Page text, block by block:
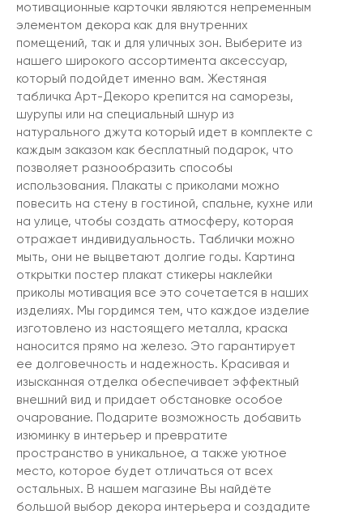
мотивационные карточки являются непременным
элементом декора как для внутренних
помещений, так и для уличных зон. Выберите из
нашего широкого ассортимента аксессуар,
который подойдет именно вам. Жестяная
табличка Арт-Декоро крепится на саморезы,
шурупы или на специальный шнур из
натурального джута который идет в комплекте с
каждым заказом как бесплатный подарок, что
позволяет разнообразить способы
использования. Плакаты с приколами можно
повесить на стену в гостиной, спальне, кухне или
на улице, чтобы создать атмосферу, которая
отражает индивидуальность. Таблички можно
мыть, они не выцветают долгие годы. Картина
открытки постер плакат стикеры наклейки
приколы мотивация все это сочетается в наших
изделиях. Мы гордимся тем, что каждое изделие
изготовлено из настоящего металла, краска
наносится прямо на железо. Это гарантирует
ее долговечность и надежность. Красивая и
изысканная отделка обеспечивает эффектный
внешний вид и придает обстановке особое
очарование. Подарите возможность добавить
изюминку в интерьер и превратите
пространство в уникальное, а также уютное
место, которое будет отличаться от всех
остальных. В нашем магазине Вы найдёте
большой выбор декора интерьера и создадите